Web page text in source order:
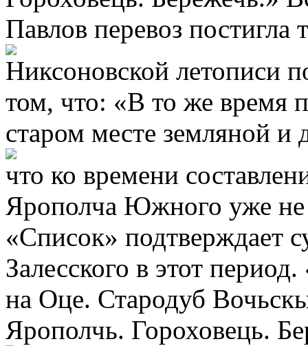
Павлов перевоз постигла
Никсоновской летописи
том, что: «В то же время
старом месте земляной и
что ко времени
Ярополча Южного уже не
«Список» подтверждает
Залесского в этот
на Оце. Стародуб
Ярополчь. Гороховець.